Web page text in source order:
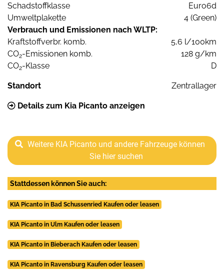
Schadstoffklasse
Euro6d
Umweltplakette
4 (Green)
Verbrauch und Emissionen nach WLTP:
Kraftstoffverbr. komb.
5,6 l/100km
CO2-Emissionen komb.
128 g/km
CO2-Klasse D
Standort Zentrallager
Details zum Kia Picanto anzeigen
Weitere KIA Picanto und andere Fahrzeuge können
Sie hier suchen
Stattdessen können Sie auch:
KIA Picanto in Bad Schussenried Kaufen oder leasen
KIA Picanto in Ulm Kaufen oder leasen
KIA Picanto in Bieberach Kaufen oder leasen
KIA Picanto in Ravensburg Kaufen oder leasen